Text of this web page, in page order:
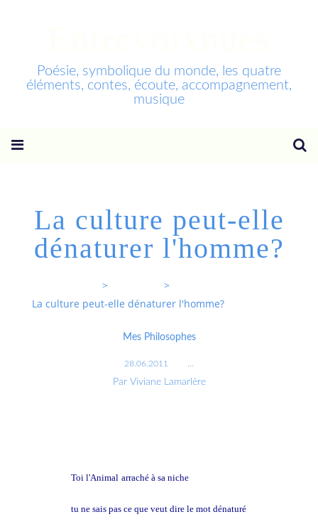
Poésie, symbolique du monde, les quatre
éléments, contes, écoute, accompagnement,
musique
La culture peut-elle
dénaturer l'homme?
>
>
La culture peut-elle dénaturer l'homme?
Mes Philosophes
28.06.2011
Par Viviane Lamarlère
Toi l'Animal arraché à sa niche
tu ne sais pas ce que veut dire le mot dénaturé